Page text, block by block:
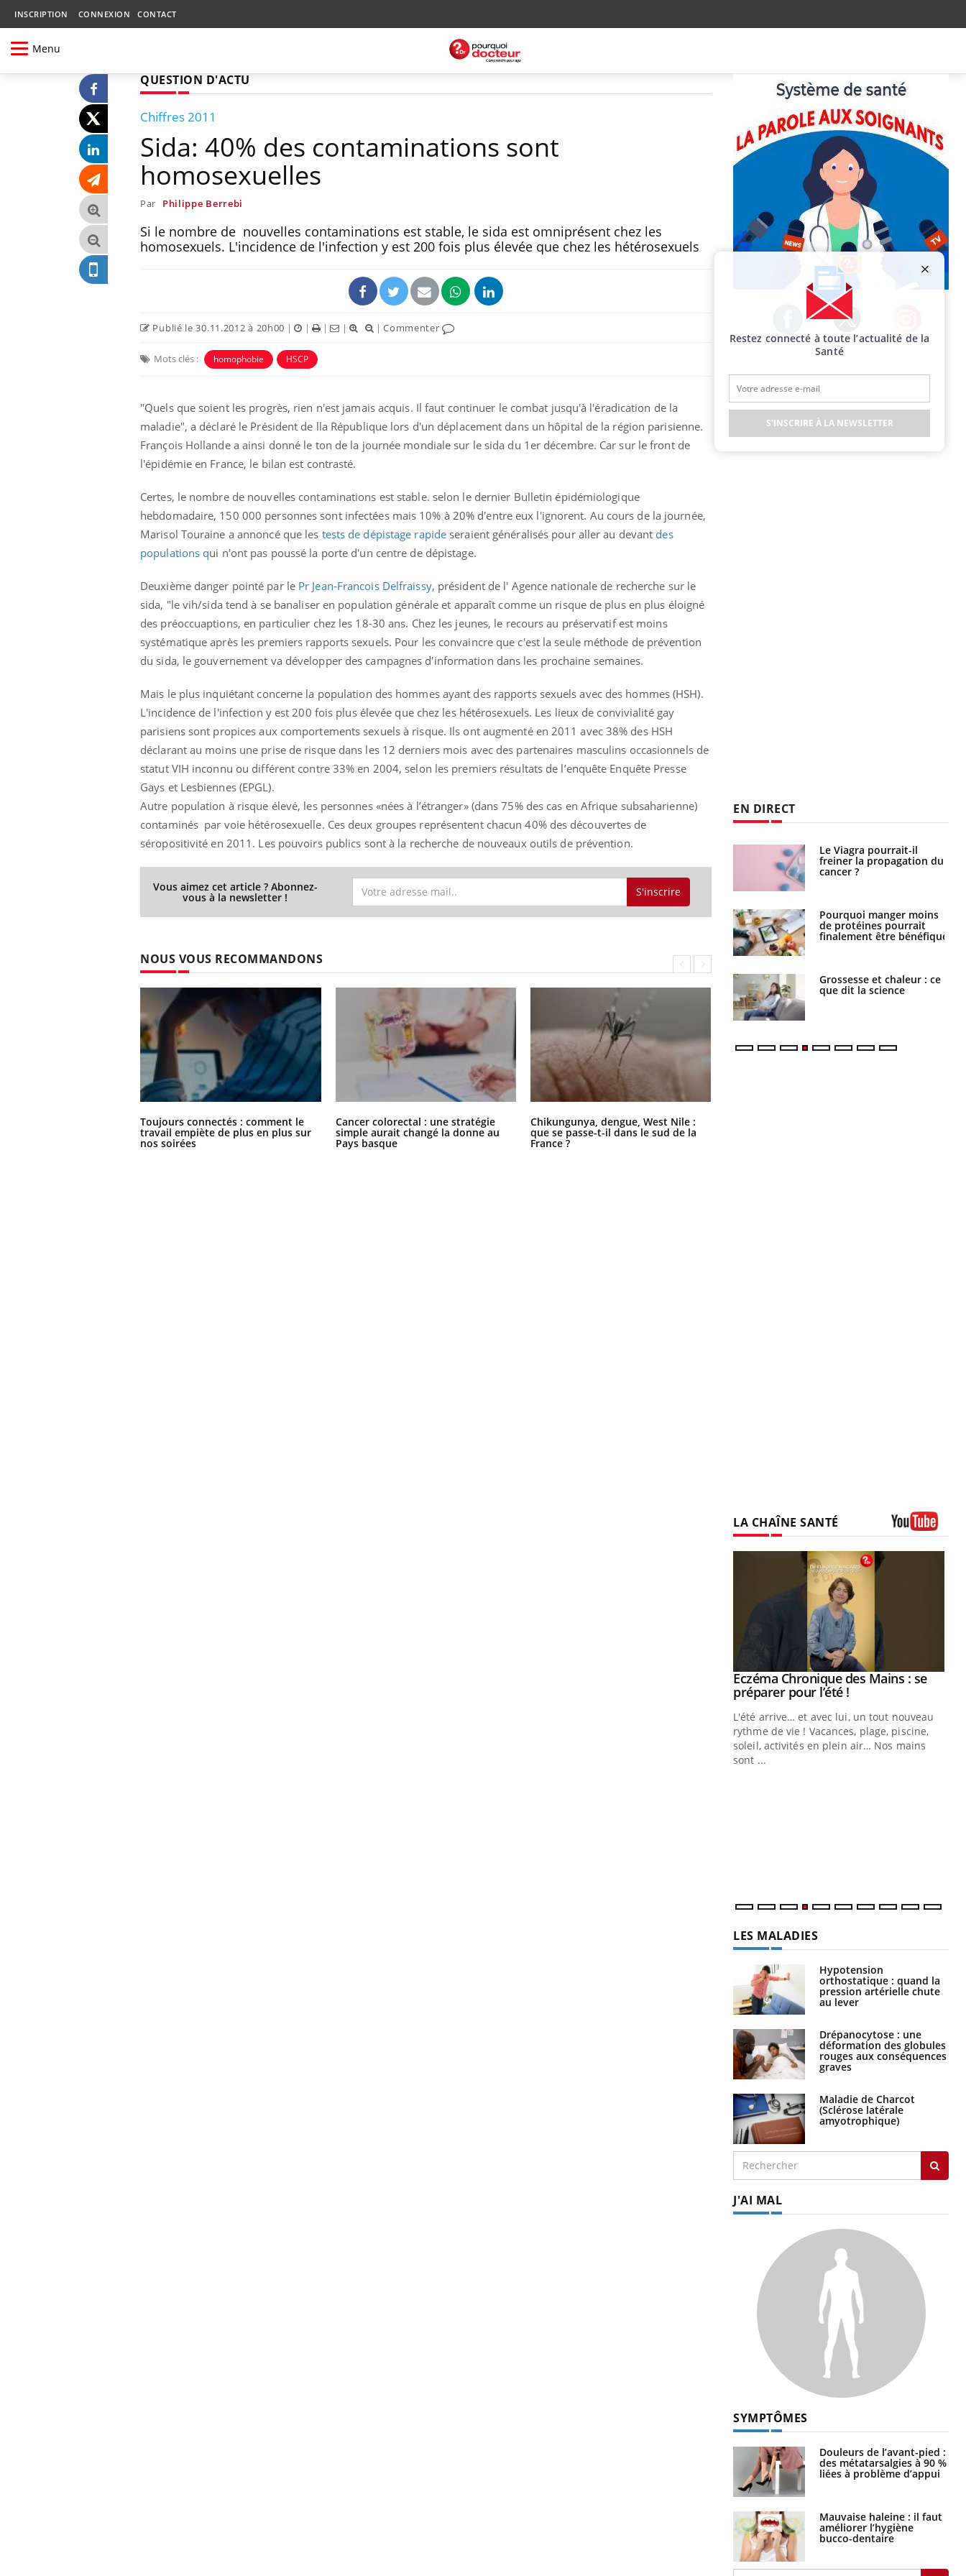
INSCRIPTION CONNEXION CONTACT
Menu
QUESTION D'ACTU
Chiffres 2011
Sida: 40% des contaminations sont
homosexuelles
Par Philippe Berrebi
Si le nombre de nouvelles contaminations est stable, le sida est omniprésent chez les
homosexuels. L'incidence de l'infection y est 200 fois plus élevée que chez les hétérosexuels
Publié le 30.11.2012 à 20h00 | | | | |Commenter
Mots clés : homophobie HSCP
"Quels que soient les progrès, rien n'est jamais acquis. Il faut continuer le combat jusqu'à l'éradication de la
maladie", a déclaré le Président de lla République lors d'un déplacement dans un hôpital de la région parisienne.
François Hollande a ainsi donné le ton de la journée mondiale sur le sida du 1er décembre. Car sur le front de
l'épidémie en France, le bilan est contrasté.
Certes, le nombre de nouvelles contaminations est stable. selon le dernier Bulletin épidémiologique
hebdomadaire, 150 000 personnes sont infectées mais 10% à 20% d'entre eux l'ignorent. Au cours de la journée,
Marisol Touraine a annoncé que les tests de dépistage rapide seraient généralisés pour aller au devant des
populations qui n'ont pas poussé la porte d'un centre de dépistage.
Deuxième danger pointé par le Pr Jean-Francois Delfraissy, président de l' Agence nationale de recherche sur le
sida, "le vih/sida tend à se banaliser en population générale et apparaît comme un risque de plus en plus éloigné
des préoccuaptions, en particulier chez les 18-30 ans. Chez les jeunes, le recours au préservatif est moins
systématique après les premiers rapports sexuels. Pour les convaincre que c'est la seule méthode de prévention
du sida, le gouvernement va développer des campagnes d'information dans les prochaine semaines.
Mais le plus inquiétant concerne la population des hommes ayant des rapports sexuels avec des hommes (HSH).
L'incidence de l'infection y est 200 fois plus élevée que chez les hétérosexuels. Les lieux de convivialité gay
parisiens sont propices aux comportements sexuels à risque. Ils ont augmenté en 2011 avec 38% des HSH
déclarant au moins une prise de risque dans les 12 derniers mois avec des partenaires masculins occasionnels de
statut VIH inconnu ou différent contre 33% en 2004, selon les premiers résultats de l’enquête Enquête Presse
Gays et Lesbiennes (EPGL).
Autre population à risque élevé, les personnes «nées à l’étranger» (dans 75% des cas en Afrique subsaharienne)
contaminés par voie hétérosexuelle. Ces deux groupes représentent chacun 40% des découvertes de
séropositivité en 2011. Les pouvoirs publics sont à la recherche de nouveaux outils de prévention.
Vous aimez cet article ? Abonnez-
vous à la newsletter ! S'inscrire
NOUS VOUS RECOMMANDONS
Toujours connectés : comment le
travail empiète de plus en plus sur
nos soirées
Cancer colorectal : une stratégie
simple aurait changé la donne au
Pays basque
Chikungunya, dengue, West Nile :
que se passe-t-il dans le sud de la
France ?
Facebook Twitter Instagram
EN DIRECT
Toujours connectés :
empiète de plus en plus
sur nos soirées
Cancer colorectal : une
West Nile : que se passe-
t-il dans le sud de la
France ?
Les médicaments GLP-1
?
Cytomégalovirus : ce qui
de dormir la nuit ?
VIH : la fin du comprimé
elle enfin ?
Pourquoi votre ventre
pourquoi le risque de
noyade grimpe-t-il ?
Le Viagra pourrait-il
freiner la propagation du
cancer ?
Pourquoi manger moins
de protéines pourrait
finalement être bénéfique
Grossesse et chaleur : ce
que dit la science
LA CHAÎNE SANTÉ
Youtube
Eczéma Chronique des Mains : se
préparer pour l’été !Youtube
L'été arrive… et avec lui, un tout nouveau
rythme de vie ! Vacances, plage, piscine,
soleil, activités en plein air… Nos mains
sont ...
LES MALADIES
Hypotension
orthostatique : quand la
pression artérielle chute
au lever
Drépanocytose : une
déformation des globules
rouges aux conséquences
graves
Maladie de Charcot
(Sclérose latérale
amyotrophique)
J'AI MAL
SYMPTÔMES
Douleurs de l’avant-pied :
des métatarsalgies à 90 %
liées à problème d’appui
Mauvaise haleine : il faut
améliorer l’hygiène
bucco-dentaire
Restez connecté à toute l’actualité de la
Santé
S'INSCRIRE À LA NEWSLETTER